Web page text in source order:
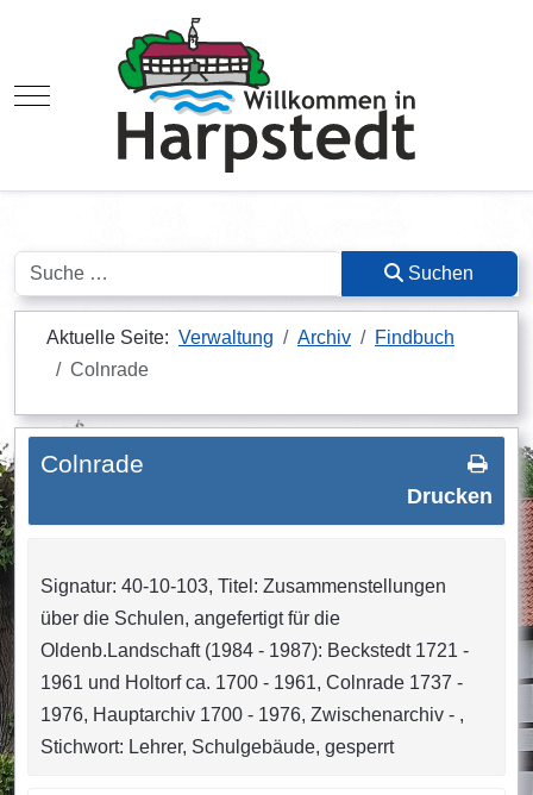
Mobile Menu Toggle
Suchen Suchen
Aktuelle Seite: Verwaltung Archiv
Findbuch
Colnrade
Drucken
Colnrade
Signatur: 40-10-103, Titel: Zusammenstellungen
über die Schulen, angefertigt für die
Oldenb.Landschaft (1984 - 1987): Beckstedt 1721 -
1961 und Holtorf ca. 1700 - 1961, Colnrade 1737 -
1976, Hauptarchiv 1700 - 1976, Zwischenarchiv - ,
Stichwort: Lehrer, Schulgebäude, gesperrt